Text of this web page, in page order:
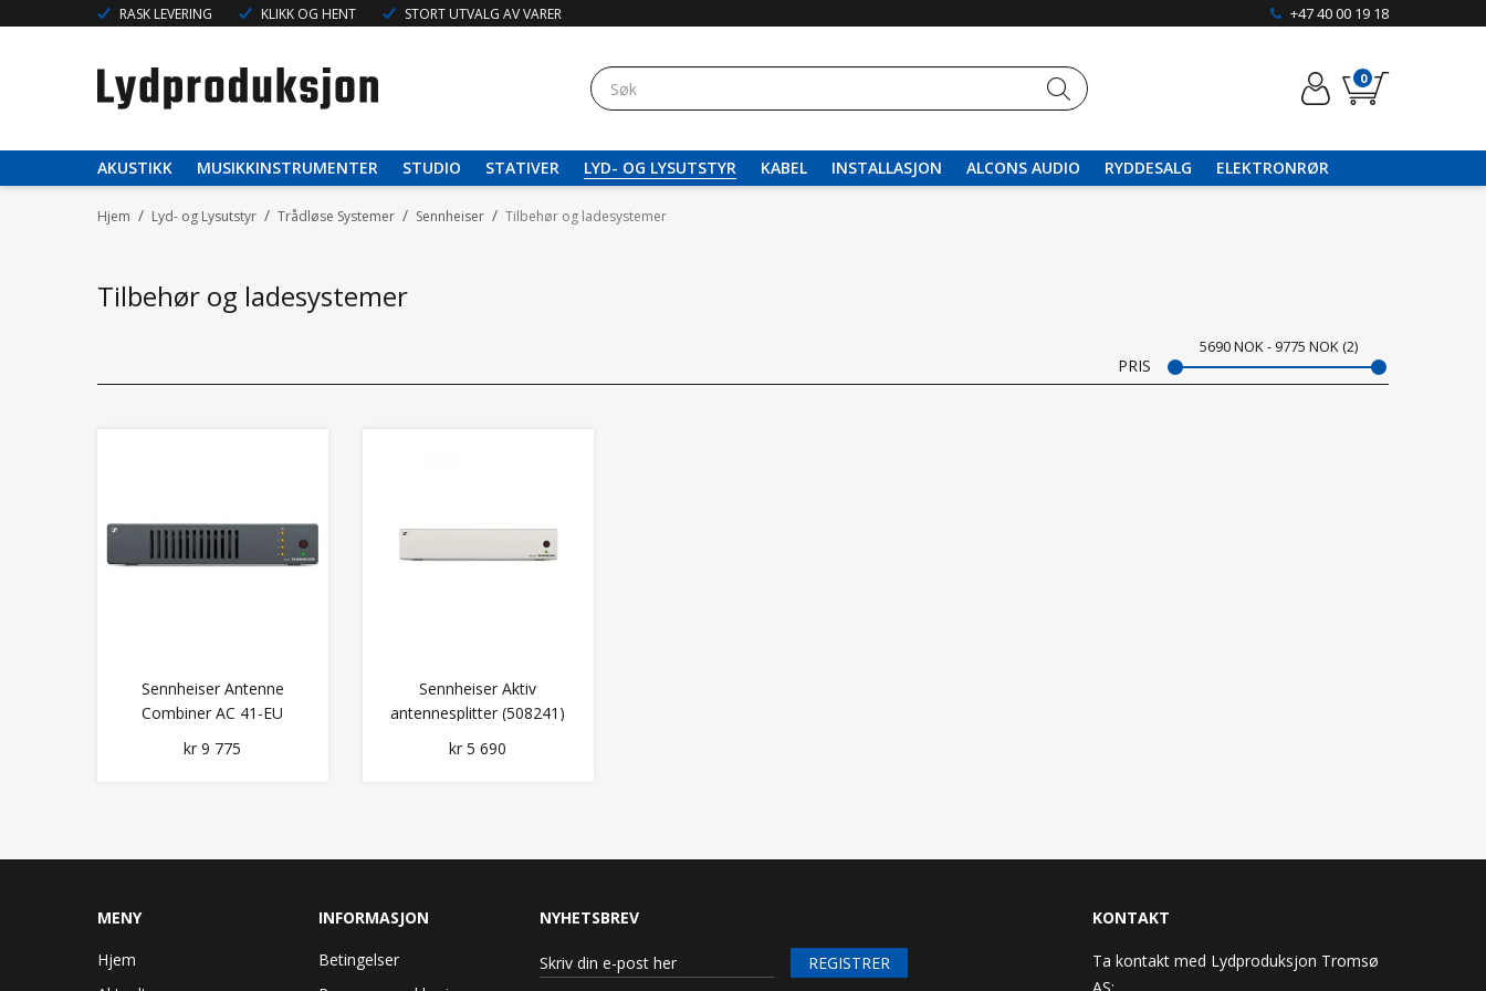
RASK LEVERING KLIKK OG HENT STORT UTVALG AV VARER +47 40 00 19 18
0
AKUSTIKK MUSIKKINSTRUMENTER STUDIO STATIVER LYD- OG LYSUTSTYR KABEL INSTALLASJON ALCONS AUDIO RYDDESALG ELEKTRONRØR
/
Hjem /
Lyd- og Lysutstyr /
Trådløse Systemer /
Sennheiser Tilbehør og ladesystemer
Tilbehør og ladesystemer
PRIS
5690NOK 9775 NOK 2
Sennheiser Antenne
Combiner AC 41-EU
kr 9 775
Sennheiser Aktiv
antennesplitter (508241)
kr 5 690
MENY
Hjem
INFORMASJON
Betingelser
NYHETSBREV
REGISTRER
KONTAKT
Ta kontakt med Lydproduksjon Tromsø